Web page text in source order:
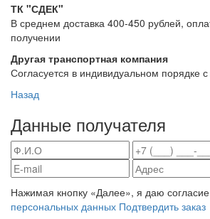
ТК "СДЕК"
В среднем доставка 400-450 рублей,
получении
Другая транспортная компания
Согласуется в индивидуальном порядке
Назад
Данные получателя
Нажимая кнопку «Далее», я даю
персональных данных Подтвердить заказ